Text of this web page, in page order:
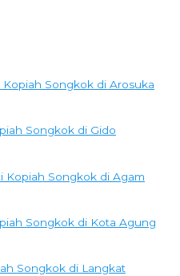
Songkok di Arosuka
Songkok di Gido
Kopiah Songkok di Agam
Songkok di Kota Agung
Songkok di Langkat